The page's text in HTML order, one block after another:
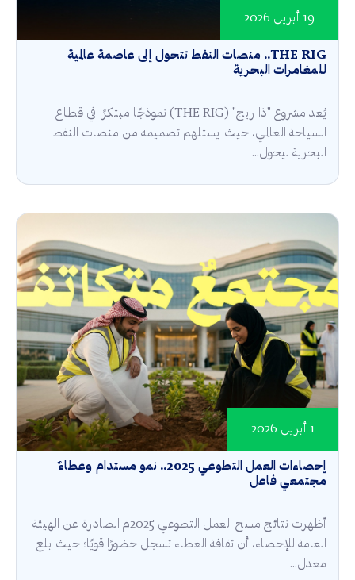
THE RIG.. منصات النفط تتحول إلى عاصمة عالمية
للمغامرات البحرية
19 أبريل 2026
يُعد مشروع "ذا ريج" (THE RIG) نموذجًا مبتكرًا في قطاع
السياحة العالمي، حيث يستلهم تصميمه من منصات النفط
البحرية ليحول...
إحصاءات العمل التطوعي 2025.. نمو مستدام وعطاءٌ
مجتمعي فاعل
1 أبريل 2026
أظهرت نتائج مسح العمل التطوعي 2025م الصادرة عن الهيئة
العامة للإحصاء، أن ثقافة العطاء تسجل حضورًا قويًا؛ حيث بلغ
معدل...